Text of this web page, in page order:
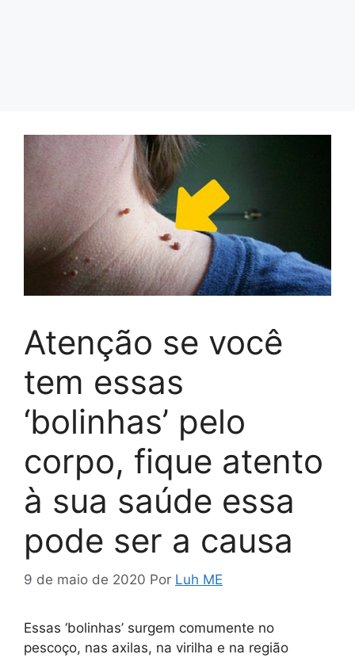
Atenção se você
tem essas
‘bolinhas’ pelo
corpo, fique atento
à sua saúde essa
pode ser a causa
9 de maio de 2020 Por Luh ME
Essas ‘bolinhas’ surgem comumente no
pescoço, nas axilas, na virilha e na região